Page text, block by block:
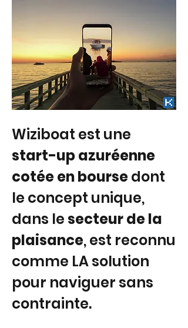
start-up azuréenne
cotée en bourse dont
le concept unique,
dans le secteur de la
plaisance, est reconnu
comme LA solution
pour naviguer sans
contrainte.